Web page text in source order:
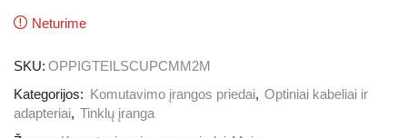
Neturime
SKU: OPPIGTEILSCUPCMM2M
Kategorijos:
Komutavimo įrangos priedai, Optiniai kabeliai ir
adapteriai, Tinklų įranga